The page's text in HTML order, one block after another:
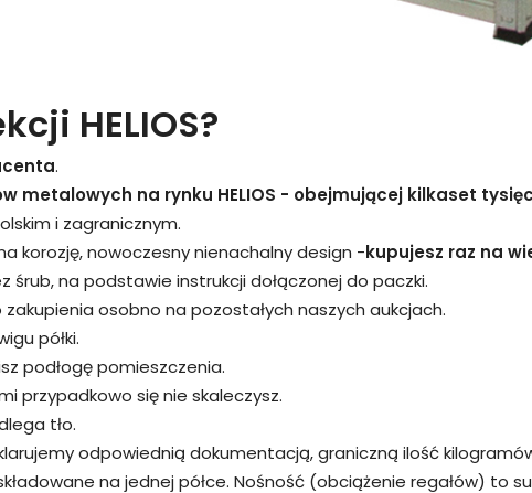
HELIOS?
.
metalowych na rynku HELIOS - obejmującej kilkaset
i zagranicznym.
korozję, nowoczesny nienachalny design -kupujesz raz na
śrub, na podstawie instrukcji dołączonej do paczki.
osobno na pozostałych naszych aukcjach.
półki.
podłogę pomieszczenia.
przypadkowo się nie skaleczysz.
tło.
odpowiednią dokumentacją, graniczną ilość
na jednej półce. Nośność (obciążenie regałów) to